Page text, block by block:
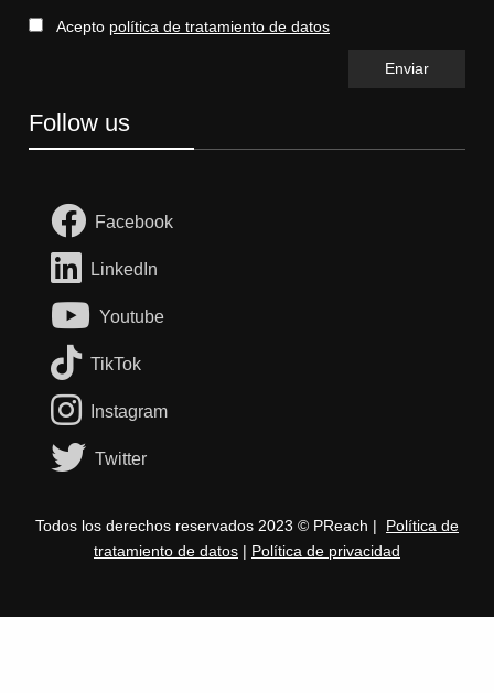
Acepto política de tratamiento de datos
Follow us
Facebook
LinkedIn
Youtube
TikTok
Instagram
Twitter
Todos los derechos reservados 2023 © PReach | Política de
tratamiento de datos | Política de privacidad